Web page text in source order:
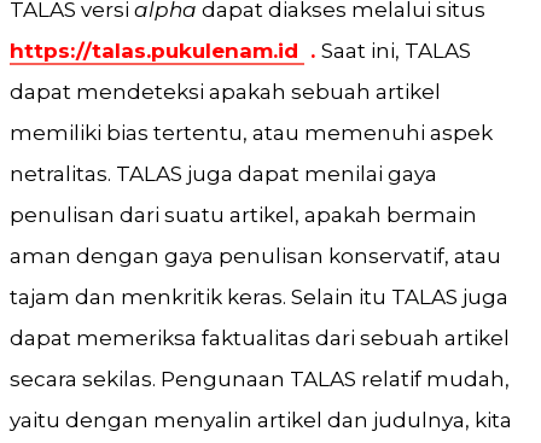
TALAS versi alpha dapat diakses melalui situs
https://talas.pukulenam.id . Saat ini, TALAS
dapat mendeteksi apakah sebuah artikel
memiliki bias tertentu, atau memenuhi aspek
netralitas. TALAS juga dapat menilai gaya
penulisan dari suatu artikel, apakah bermain
aman dengan gaya penulisan konservatif, atau
tajam dan menkritik keras. Selain itu TALAS juga
dapat memeriksa faktualitas dari sebuah artikel
secara sekilas. Pengunaan TALAS relatif mudah,
yaitu dengan menyalin artikel dan judulnya, kita